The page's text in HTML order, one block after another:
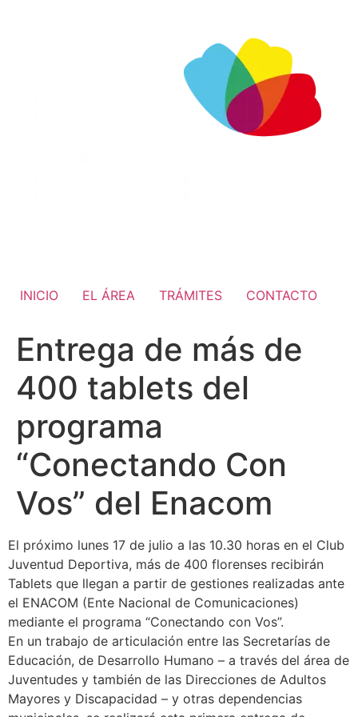
INICIO EL ÁREA TRÁMITES CONTACTO
Entrega de más de
400 tablets del
programa
“Conectando Con
Vos” del Enacom
El próximo lunes 17 de julio a las 10.30 horas en el Club
Juventud Deportiva, más de 400 florenses recibirán
Tablets que llegan a partir de gestiones realizadas ante
el ENACOM (Ente Nacional de Comunicaciones)
mediante el programa “Conectando con Vos”.
En un trabajo de articulación entre las Secretarías de
Educación, de Desarrollo Humano – a través del área de
Juventudes y también de las Direcciones de Adultos
Mayores y Discapacidad – y otras dependencias